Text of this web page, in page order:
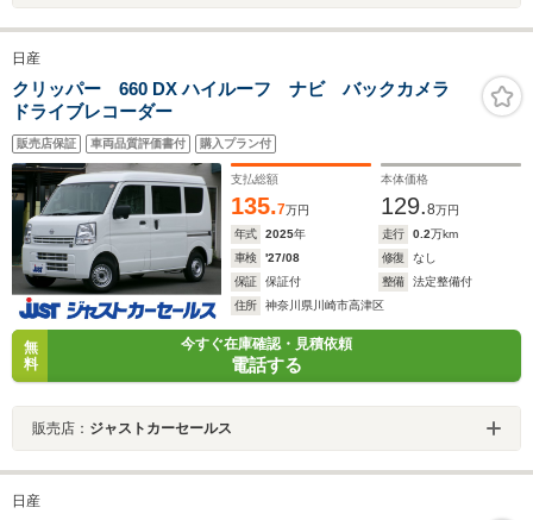
日産
クリッパー 660 DX ハイルーフ ナビ バックカメラ
ドライブレコーダー
販売店保証 車両品質評価書付 購入プラン付
支払総額
135.7万円
本体価格
129.8万円
年式
2025年 走行 0.2万km
車検
'27/08 修復
なし
保証
保証付 整備
法定整備付
住所
神奈川県川崎市高津区
無
料
今すぐ在庫確認・見積依頼
電話する
販売店： ジャストカーセールス
日産